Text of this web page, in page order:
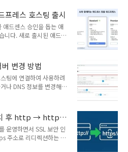
들이 유입되는 경우에 쇼
션시켜야..
우리나라에서 속도가 느
해외 웹호스팅 서비스를
의 케미클라우드
수 있습니다. 케미클라
우리나라에서도 빠른 속
설치블루호스트 등 해외
량과 트..
프레스 호스팅 출시
애드센스 승인을 돕는 애
니다. 새로 출시된 애드센
할 수 있도록 하고 애드센
우 카페24의 애드센스 워
수 있습니다.📍 클라우
법 (+45% 쿠폰)카페24:
시워드프레스 블로그나
영하는 사용자들이 증가
에 어려움을 겪는 경우
변경 방법
팅에 연결하여 사용하려
나 DNS 정보를 변경해야
임서버 정보를 변경하는
지만 방법은 비슷합니다.
인의 네임서버를 변경하
네임칩) 도메
법닷컴(.com)이나 닷넷
우 Namecheap과 같은
치 후 http → https
보드)
운영하면서 SSL 보안 인
주소로 리디렉션하는 코
상하게 카페24에서